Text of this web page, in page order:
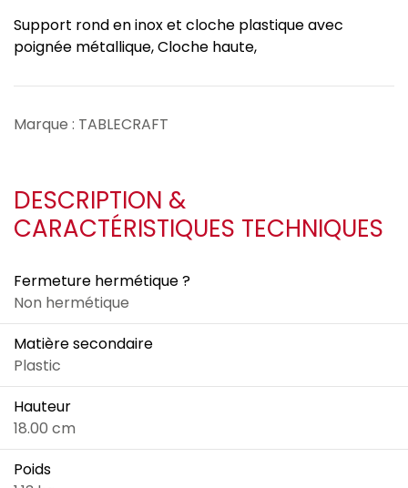
Support rond en inox et cloche plastique avec
poignée métallique, Cloche haute,
Marque : TABLECRAFT
DESCRIPTION &
CARACTÉRISTIQUES TECHNIQUES
Fermeture hermétique ?
Non hermétique
Matière secondaire
Plastic
Hauteur
18.00 cm
Poids